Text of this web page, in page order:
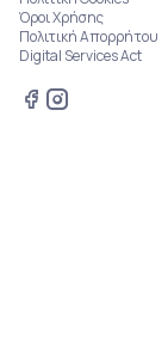
Όροι Χρήσης
Πολιτική Απορρήτου
Digital Services Act